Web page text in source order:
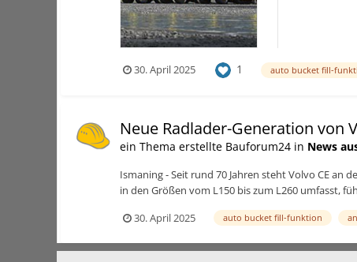
30. April 2025 1 auto bucket fill-
Neue Radlader-Generation von
ein Thema erstellte Bauforum24 in News
Ismaning - Seit rund 70 Jahren steht Volvo CE
in den Größen vom L150 bis zum L260 umfasst,
30. April 2025
auto bucket fill-funktion